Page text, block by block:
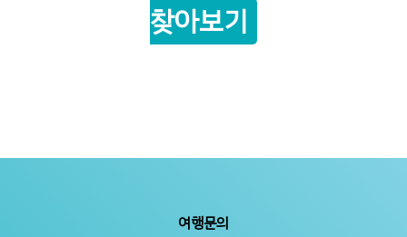
찾아보기
여행문의